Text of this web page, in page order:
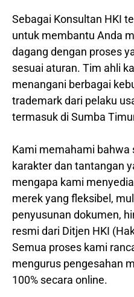
Sebagai Konsultan HKI
untuk membantu Anda
dagang dengan proses
sesuai aturan. Tim ahli
menangani berbagai
trademark dari pelaku
termasuk di Sumba
Kami memahami bahwa
karakter dan tantangan
mengapa kami
merek yang fleksibel,
penyusunan dokumen,
resmi dari Ditjen HKI
Semua proses kami
mengurus pengesahan
100% secara online.